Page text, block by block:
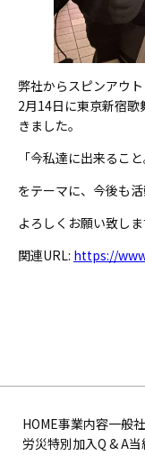
弊社からスピンアウ
2月14日に東京新宿
きました。
「今私達に出来ること
をテーマに、今後も活
よろしくお願い致しま
関連URL: https://
HOME事業内容一般
労災特別加入Q & A当